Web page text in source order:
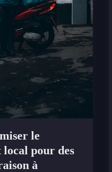
le
pour des
à